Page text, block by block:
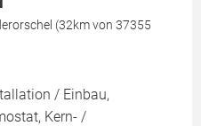
(32km von 37355
/ Einbau,
Kern- /